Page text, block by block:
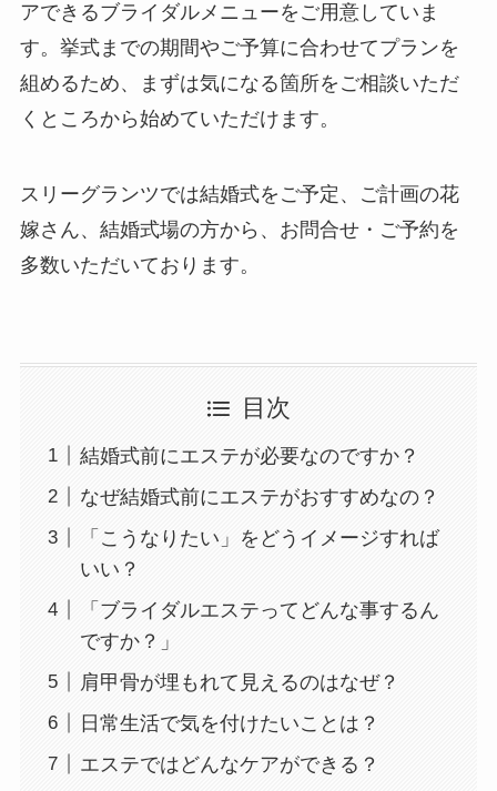
アできるブライダルメニューをご用意していま
す。挙式までの期間やご予算に合わせてプランを
組めるため、まずは気になる箇所をご相談いただ
くところから始めていただけます。
スリーグランツでは結婚式をご予定、ご計画の花
嫁さん、結婚式場の方から、お問合せ・ご予約を
多数いただいております。
目次
結婚式前にエステが必要なのですか？
なぜ結婚式前にエステがおすすめなの？
「こうなりたい」をどうイメージすれば
いい？
「ブライダルエステってどんな事するん
ですか？」
肩甲骨が埋もれて見えるのはなぜ？
日常生活で気を付けたいことは？
エステではどんなケアができる？